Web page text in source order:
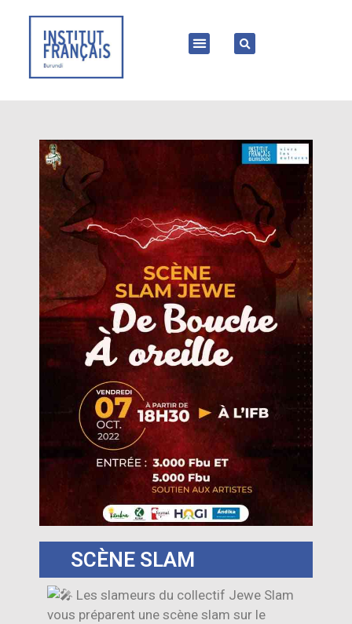
SCÈNE SLAM
Les slameurs du collectif Jewe Slam
vous préparent une scène slam sur le